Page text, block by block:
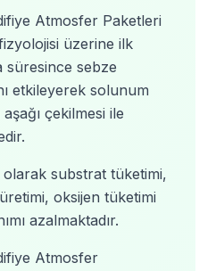
Atmosfer Paketleri
üzerine ilk
süresince sebze
etkileyerek solunum
çekilmesi ile
olarak substrat tüketimi,
oksijen tüketimi
azalmaktadır.
Atmosfer